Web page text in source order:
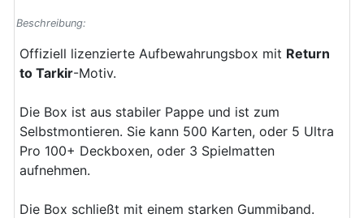
Beschreibung:
Offiziell lizenzierte Aufbewahrungsbox mit Return
to Tarkir-Motiv.
Die Box ist aus stabiler Pappe und ist zum
Selbstmontieren. Sie kann 500 Karten, oder 5 Ultra
Pro 100+ Deckboxen, oder 3 Spielmatten
aufnehmen.
Die Box schließt mit einem starken Gummiband.